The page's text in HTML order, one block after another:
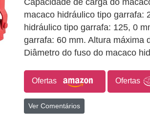
Capacidade de carga do
macaco hidráulico tipo garrafa:
hidráulico tipo garrafa: 125, 0
garrafa: 60 mm. Altura máxima
Diâmetro do fuso do macaco
Ofertas Ofertas
Ver Comentários